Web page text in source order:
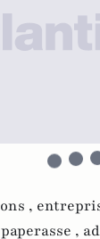
,
paperasse ,